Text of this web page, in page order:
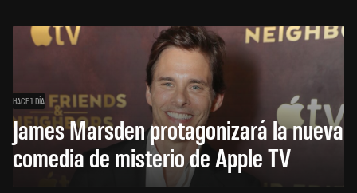
HACE 1 DÍA
James Marsden protagonizará la nueva
comedia de misterio de Apple TV